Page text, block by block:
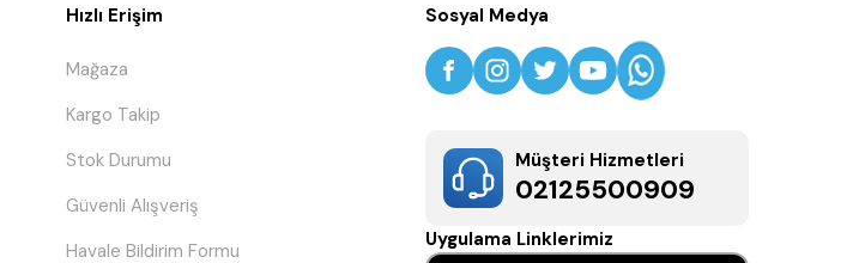
Hızlı Erişim
Mağaza
Kargo Takip
Stok Durumu
Güvenli Alışveriş
Havale Bildirim Formu
Sosyal Medya
Müşteri Hizmetleri
02125500909
Uygulama Linklerimiz